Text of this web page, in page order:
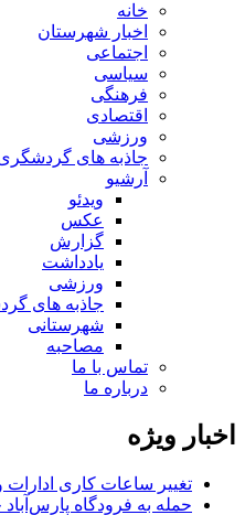
خانه
اخبار شهرستان
اجتماعی
سیاسی
فرهنگی
اقتصادی
ورزشی
جاذبه های
آرشیو
ویدئو
عکس
گزارش
یادداشت
ورزشی
جاذبه های
شهرستانی
مصاحبه
تماس با ما
درباره ما
اخبار ویژه
تغییر ساعات کاری ادارات
حمله به فرودگاه پارس‌‌آباد